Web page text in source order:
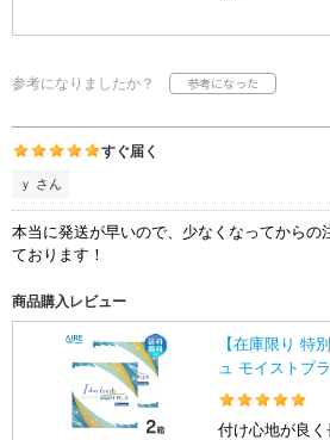
参考になりましたか？
すぐ届く
ｙ さん
本当に発送が早いので、少なくなってからの
ております！
商品購入レビュー
【在庫限り 特
ュ モイストプ
付け心地が良